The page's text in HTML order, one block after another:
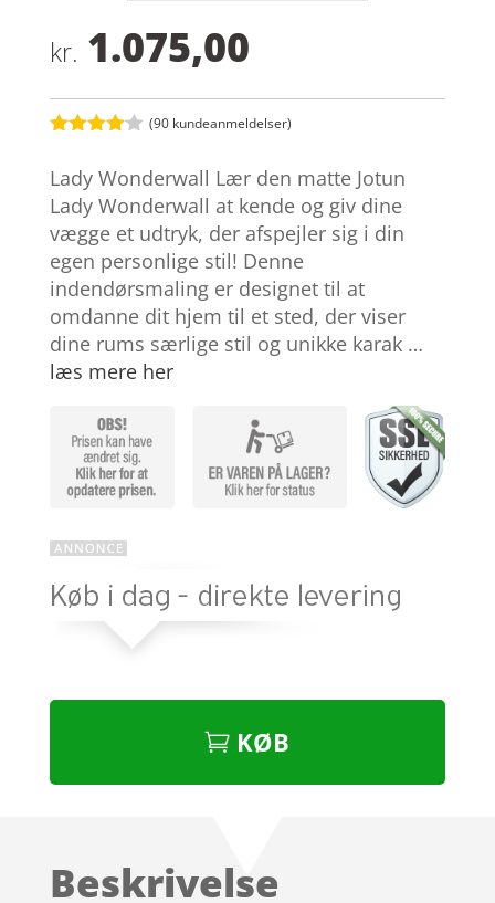
kr. 1.075,00
ud af 5
baseret
på
kundebed
ømmelse
r
(90 kundeanmeldelser)
Lady Wonderwall Lær den matte Jotun
Lady Wonderwall at kende og giv dine
vægge et udtryk, der afspejler sig i din
egen personlige stil! Denne
indendørsmaling er designet til at
omdanne dit hjem til et sted, der viser
dine rums særlige stil og unikke karak …
læs mere her
KØB
Beskrivelse